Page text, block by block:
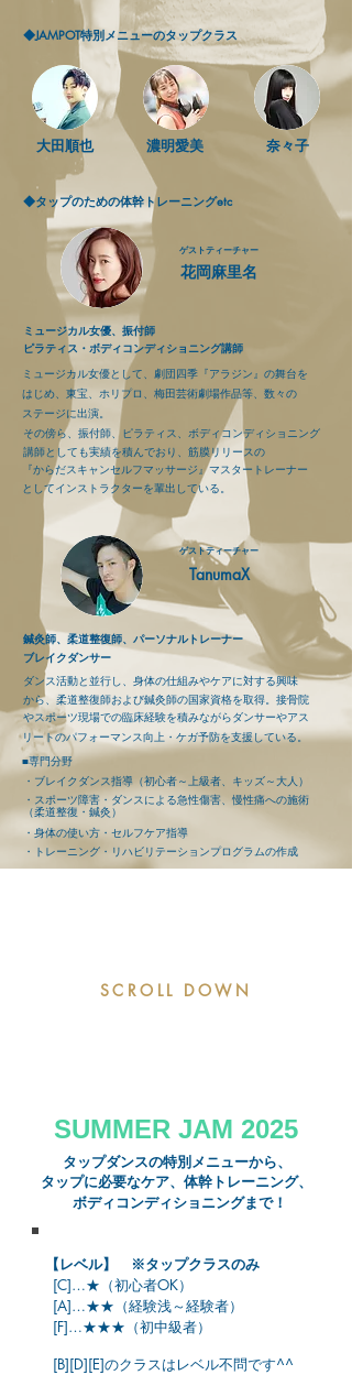
大田順也 濃明愛美 奈々子
◆タップのための体幹トレーニングetc
◆JAMPOT特別メニューのタップクラス
ゲストティーチャー
ピラティス・ボディコンディショニング講師
ミュージカル女優、振付師
花岡麻里名
ミュージカル女優として、劇団四季『アラジン』の舞台を
はじめ、東宝、ホリプロ、梅田芸術劇場作品等、数々の
ステージに出演。
その傍ら、振付師、ピラティス、ボディコンディショニング
講師としても実績を積んでおり、筋膜リリースの
『からだスキャンセルフマッサージ』マスタートレーナー
としてインストラクターを輩出している。
鍼灸師、柔道整復師、パーソナルトレーナー
ブレイクダンサー
ダンス活動と並行し、身体の仕組みやケアに対する興味
から、柔道整復師および鍼灸師の国家資格を取得。接骨院
やスポーツ現場での臨床経験を積みながらダンサーやアス
リートのパフォーマンス向上・ケガ予防を支援している。
■専門分野
・ブレイクダンス指導（初心者～上級者、キッズ～大人）
・スポーツ障害・ダンスによる急性傷害、慢性痛への施術
（柔道整復・鍼灸）
・身体の使い方・セルフケア指導
・トレーニング・リハビリテーションプログラムの作成
ゲストティーチャー
TanumaX
SCROLL DOWN
SUMMER JAM 2025
​タップダンスの特別メニューから、
タップに必要なケア、体幹トレーニング、
ボディコンディショニングまで！
【レベル】 ※タップクラスのみ
[C]…★（初心者OK）
[A]…★★（経験浅～経験者）
[F]…★★★（初中級者）
[B][D][E]のクラスはレベル不問です^^